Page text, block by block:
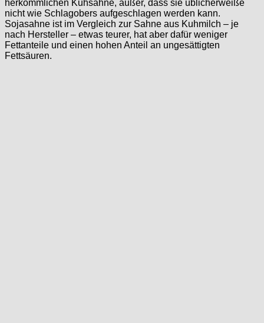
herkömmlichen Kuhsahne, außer, dass sie üblicherweiße
nicht wie Schlagobers aufgeschlagen werden kann.
Sojasahne ist im Vergleich zur Sahne aus Kuhmilch – je
nach Hersteller – etwas teurer, hat aber dafür weniger
Fettanteile und einen hohen Anteil an ungesättigten
Fettsäuren.